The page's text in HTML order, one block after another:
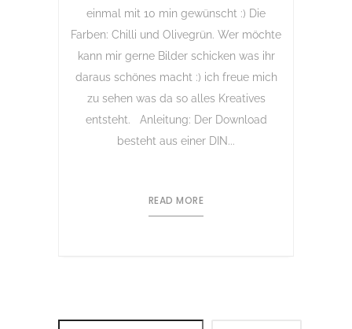
einmal mit 10 min gewünscht :) Die
Farben: Chilli und Olivegrün. Wer möchte
kann mir gerne Bilder schicken was ihr
daraus schönes macht :) ich freue mich
zu sehen was da so alles Kreatives
entsteht. Anleitung: Der Download
besteht aus einer DIN...
READ MORE